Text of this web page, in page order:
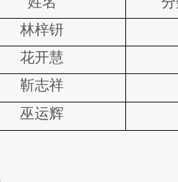
林梓钘
花开慧
靳志祥
巫运辉